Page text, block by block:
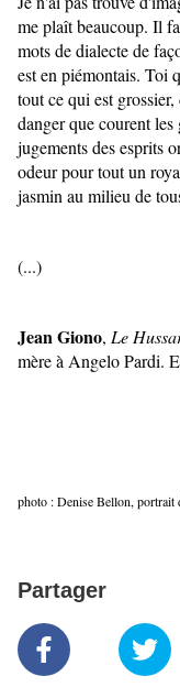
me plaît beaucoup. Il
mots de dialecte de
est en piémontais. Toi
tout ce qui est
danger que courent
jugements des esprits
odeur pour tout un
jasmin au milieu de
(...)
Jean Giono, Le
mère à Angelo Pardi.
photo : Denise Bellon, portrait
Partager